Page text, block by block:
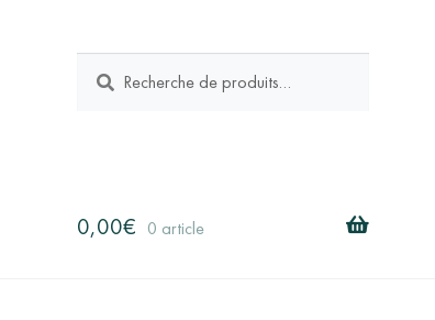
pour :
RECHERCHE
0,00€ 0 article